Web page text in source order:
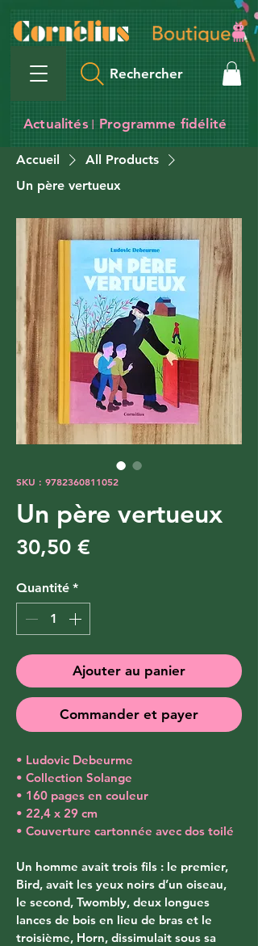
Rechercher
Programme fidélité
Actualités I
Accueil
All Products
Un père vertueux
SKU : 9782360811052
Un père vertueux
30,50 €
Quantité *
Ajouter au panier
Commander et payer
• Ludovic Debeurme
• Collection Solange
• 160 pages en couleur
• 22,4 x 29 cm
• Couverture cartonnée avec dos toilé
Un homme avait trois fils : le premier,
Bird, avait les yeux noirs d’un oiseau,
le second, Twombly, deux longues
lances de bois en lieu de bras et le
troisième, Horn, dissimulait sous sa